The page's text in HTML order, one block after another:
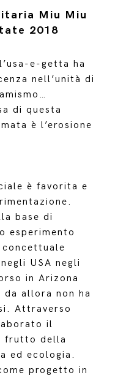
Miu Miu
2018
e-getta ha
nell’unità di
di questa
è l’erosione
è favorita e
base di
esperimento
USA negli
in Arizona
da allora non ha
Attraverso
il
frutto della
ed ecologia.
progetto in